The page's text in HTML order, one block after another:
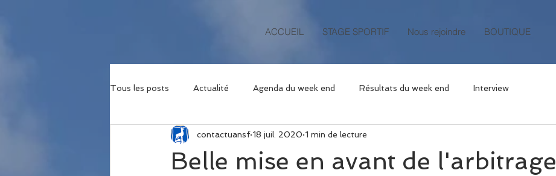
ACCUEIL STAGE SPORTIF Nous rejoindre BOUTIQUE
Tous les posts Actualité Agenda du week end Résultats du week end Interview
Belle mise en avant de l'arbitrage
contactuansf 18 juil. 2020 1 min de lecture